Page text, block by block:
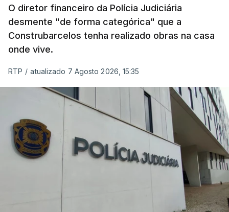
O diretor financeiro da Polícia Judiciária
desmente "de forma categórica" que a
Construbarcelos tenha realizado obras na casa
onde vive.
RTP / atualizado 7 Agosto 2026, 15:35